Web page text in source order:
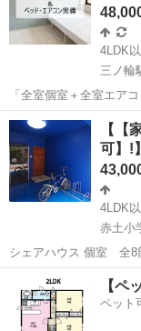
4LDK
三ノ輪
「全室個室＋全室エア
(※男女共用物件)が完成いたしました。
東京 荒川区 三
【【
可】!
4LDK
赤土小
シェアハウス 個室 全8
ペーン中!!入居可】 初
期解約
赤
【ペ
ペット